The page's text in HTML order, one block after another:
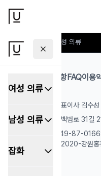
여성 의류 남성 의류
여성 의류
남성 의류
잡화
어이사마켓
공지사항FAQ이용
대표이사 김수성
서울특별시 마포구 백범로 31길
사업자등록번호: 649-87-
통신판매업신고: 제2020-강원